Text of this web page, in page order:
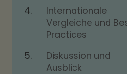
Internationale
Vergleiche und
Practices
Diskussion und
Ausblick